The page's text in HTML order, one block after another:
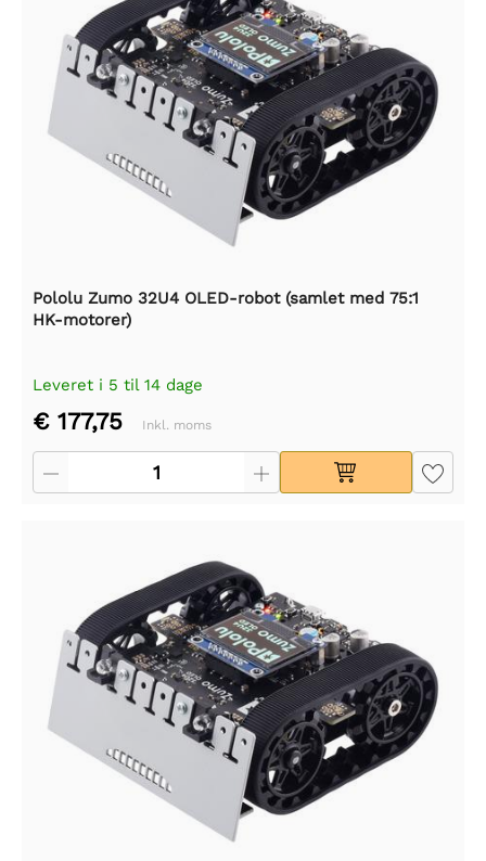
Pololu Zumo 32U4 OLED-robot (samlet med 75:1
HK-motorer)
Leveret i 5 til 14 dage
€ 177,75 Inkl. moms